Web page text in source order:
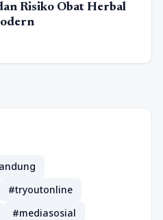
Risiko Obat Herbal
#tryoutonline
#mediasosial